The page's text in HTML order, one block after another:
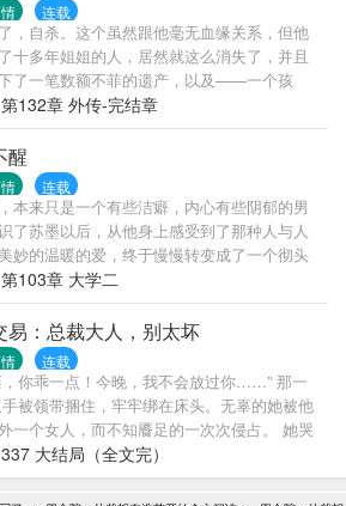
连载
，自杀。这个虽然跟他毫无血缘关系，但他
十多年姐姐的人，居然就这么消失了，并且
了一笔数额不菲的遗产，以及——一个孩
他才十九，自己都还是小孩儿，却莫名奇妙
个十五岁的少年。这孩子并不麻烦，青春期
叛逆在他身上无迹可寻，智商极高，还有着
的稳重与成熟，无论是生活还是学习没有一
操心，反而能把家里打理得井井有条。只是,
发现，这小子的心眼儿多得有些让人害怕
悔了，能只要钱，不要人吗。孽毒舌娘受是
霸本文为《娘娘腔》中的造型师者是个蛇精
不欢，适合看了娘娘腔也没有扎作者小人，
杨也没有粉转黑的强健人士观看，（什么你
这口那赶紧收藏点击不要犹豫！）另外这文
受，呢一昂娘受，阅前请知悉，像老千这种
雷到你们也不会负责的哟呵呵呵呵呵呵~~~~
第132章 外传-完结章
醒
连载
本来只是一个有些洁癖，内心有些阴郁的男
了苏墨以后，从他身上感受到了那种人与人
妙的温暖的爱，终于慢慢转变成了一个彻头
变态。他要将苏墨占为己有，不惜使用一切
的强制爱。本文是小心肝的系列文，变态长
和人妻温润小酒窝的故事。 已完结温馨文：
第103章 大学二
易：总裁大人，别太坏
连载
，你乖一点！今晚，我不会放过你……” 那一
被领带捆住，牢牢绑在床头。无辜的她被他
一个女人，而不知餍足的一次次侵占。 她哭
他可知道，现在睡在他身下，被他肆意折磨
明天就要成为他的嫂子？ …………………… 她
，豪门准媳妇，人人羡慕不已。 可意外的一
337 大结局（全文完）